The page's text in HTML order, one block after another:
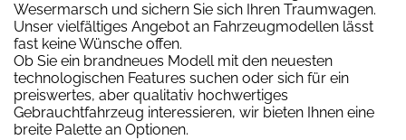
Wesermarsch und sichern Sie sich Ihren Traumwagen.
Unser vielfältiges Angebot an Fahrzeugmodellen lässt
fast keine Wünsche offen.
Ob Sie ein brandneues Modell mit den neuesten
technologischen Features suchen oder sich für ein
preiswertes, aber qualitativ hochwertiges
Gebrauchtfahrzeug interessieren, wir bieten Ihnen eine
breite Palette an Optionen.